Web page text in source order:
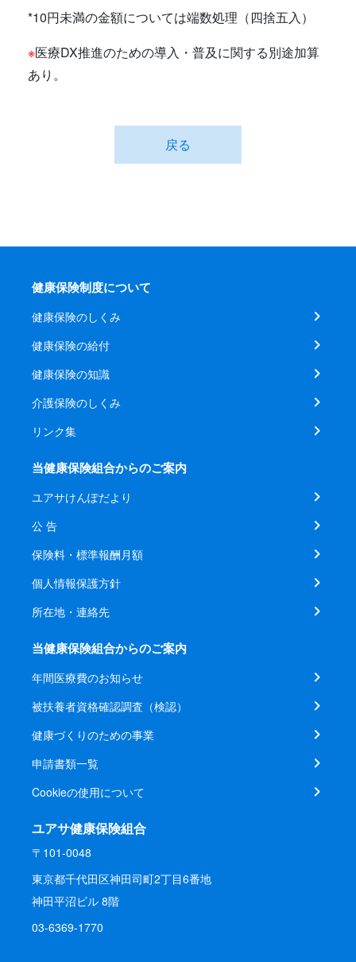
*10円未満の金額については端数処理（四捨五入）
※医療DX推進のための導入・普及に関する別途加算
あり。
戻る
健康保険制度について
健康保険のしくみ
健康保険の給付
健康保険の知識
介護保険のしくみ
リンク集
当健康保険組合からのご案内
ユアサけんぽだより
公 告
保険料・標準報酬月額
個人情報保護方針
所在地・連絡先
当健康保険組合からのご案内
年間医療費のお知らせ
被扶養者資格確認調査（検認）
健康づくりのための事業
申請書類一覧
Cookieの使用について
ユアサ健康保険組合
〒101-0048
東京都千代田区神田司町2丁目6番地
神田平沼ビル 8階
03-6369-1770